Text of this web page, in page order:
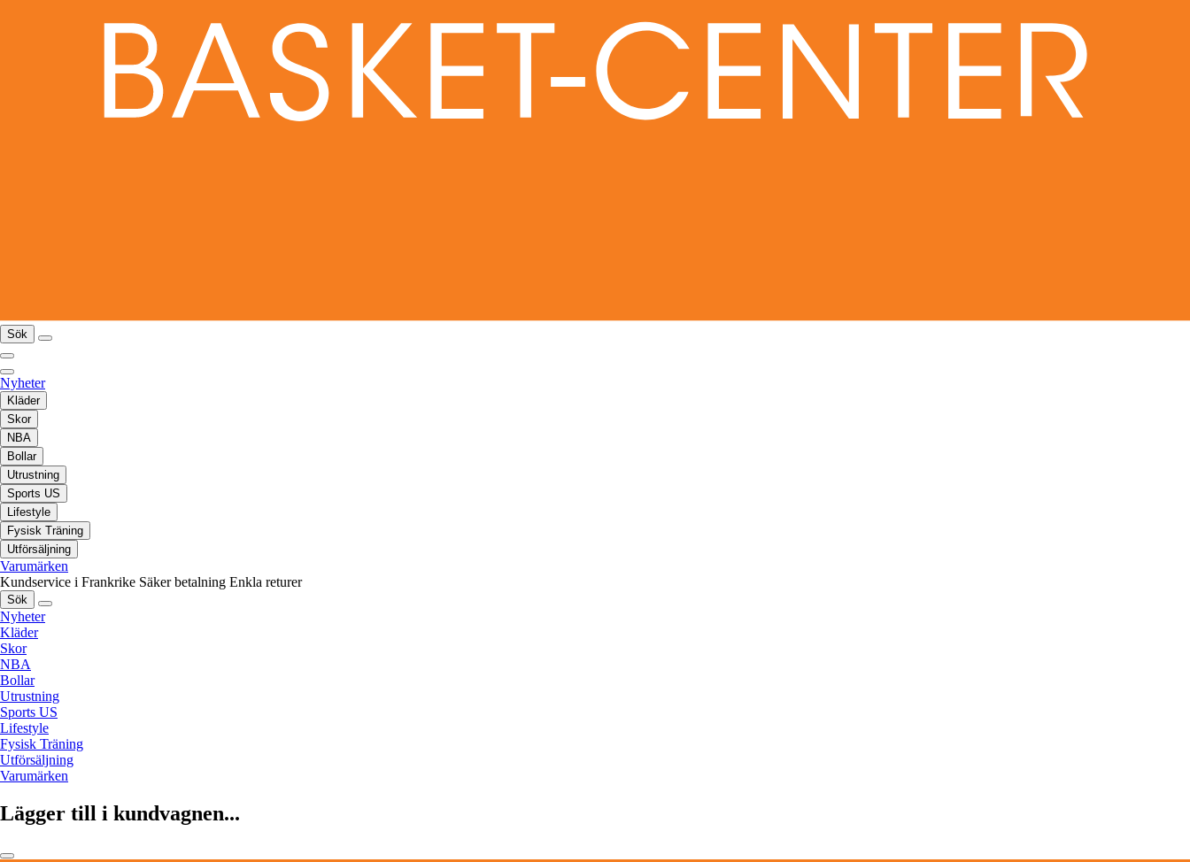
Sök
Nyheter
Kläder
Skor
NBA
Bollar
Utrustning
Sports US
Lifestyle
Fysisk Träning
Utförsäljning
Varumärken
Kundservice i Frankrike Säker betalning Enkla returer
Sök
Nyheter
Kläder
Skor
NBA
Bollar
Utrustning
Sports US
Lifestyle
Fysisk Träning
Utförsäljning
Varumärken
Lägger till i kundvagnen...